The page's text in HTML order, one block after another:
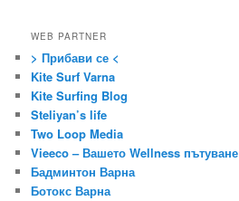
WEB PARTNER
> Прибави се <
Kite Surf Varna
Kite Surfing Blog
Steliyan’s life
Two Loop Media
Vieeco – Вашето Wellness пътуване
Бадминтон Варна
Ботокс Варна